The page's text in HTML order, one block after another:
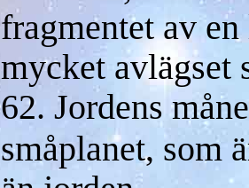
fragmentet av
mycket avlägset
62. Jordens
småplanet, som